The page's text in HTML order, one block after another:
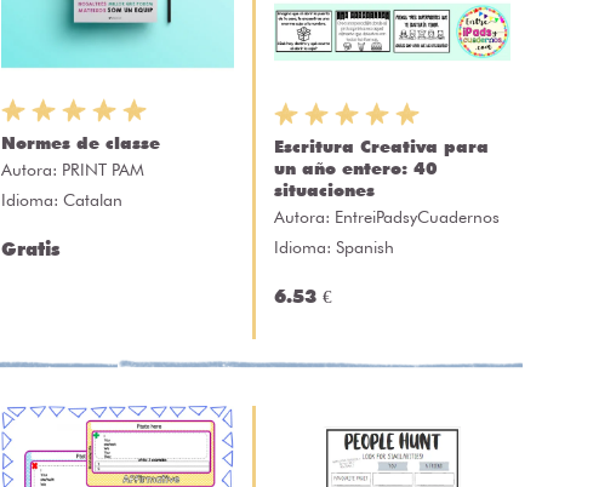
Normes de classe
Autora: PRINT PAM
Idioma: Catalan
Gratis
Escritura Creativa para
un año entero: 40
situaciones
Autora: EntreiPadsyCuadernos
Idioma: Spanish
6.53 €